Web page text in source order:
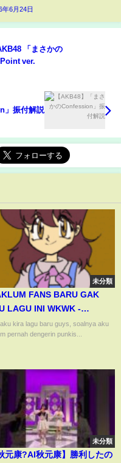
年6月24日
「まさかの
ver.
」振付解説
未分類
FANS BARU GAK
LAGU INI WKWK -
MV Punkish -
kira lagu baru guys, soalnya aku
pernah dengerin punkis...
未分類
元康?AI秋元康】勝利したの